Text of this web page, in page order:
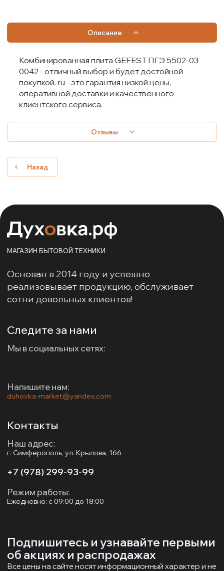
Описание
Комбинированная плита GEFEST ПГЭ 5502-03
0042 - отличный выбор и будет достойной
покупкой. ru - это гарантия низкой цены,
оперативной доставки и качественного
клиентского сервиса.
Отзывы
Назад
МАГАЗИН БЫТОВОЙ ТЕХНИКИ
Основан в 2014 году и успешно
реализовывает продукцию, обслуживает
сотни довольных клиентов!
Следите за нами
Мы в социальных сетях:
Напишите нам:
duhovka-market@yandex.com
Контакты
Наш адрес:
г. Симферополь, ул. Крылова, 166
+7 (978) 299-93-99
Режим работы:
Ежедневно: с 09:00 до 18:00
Подпишитесь и узнавайте первыми
об акциях и распродажах
Все цены на сайте носят информационный характер и не